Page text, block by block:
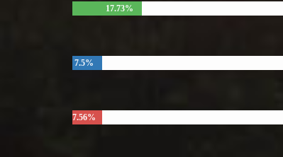
17.73%
7.5%
7.56%